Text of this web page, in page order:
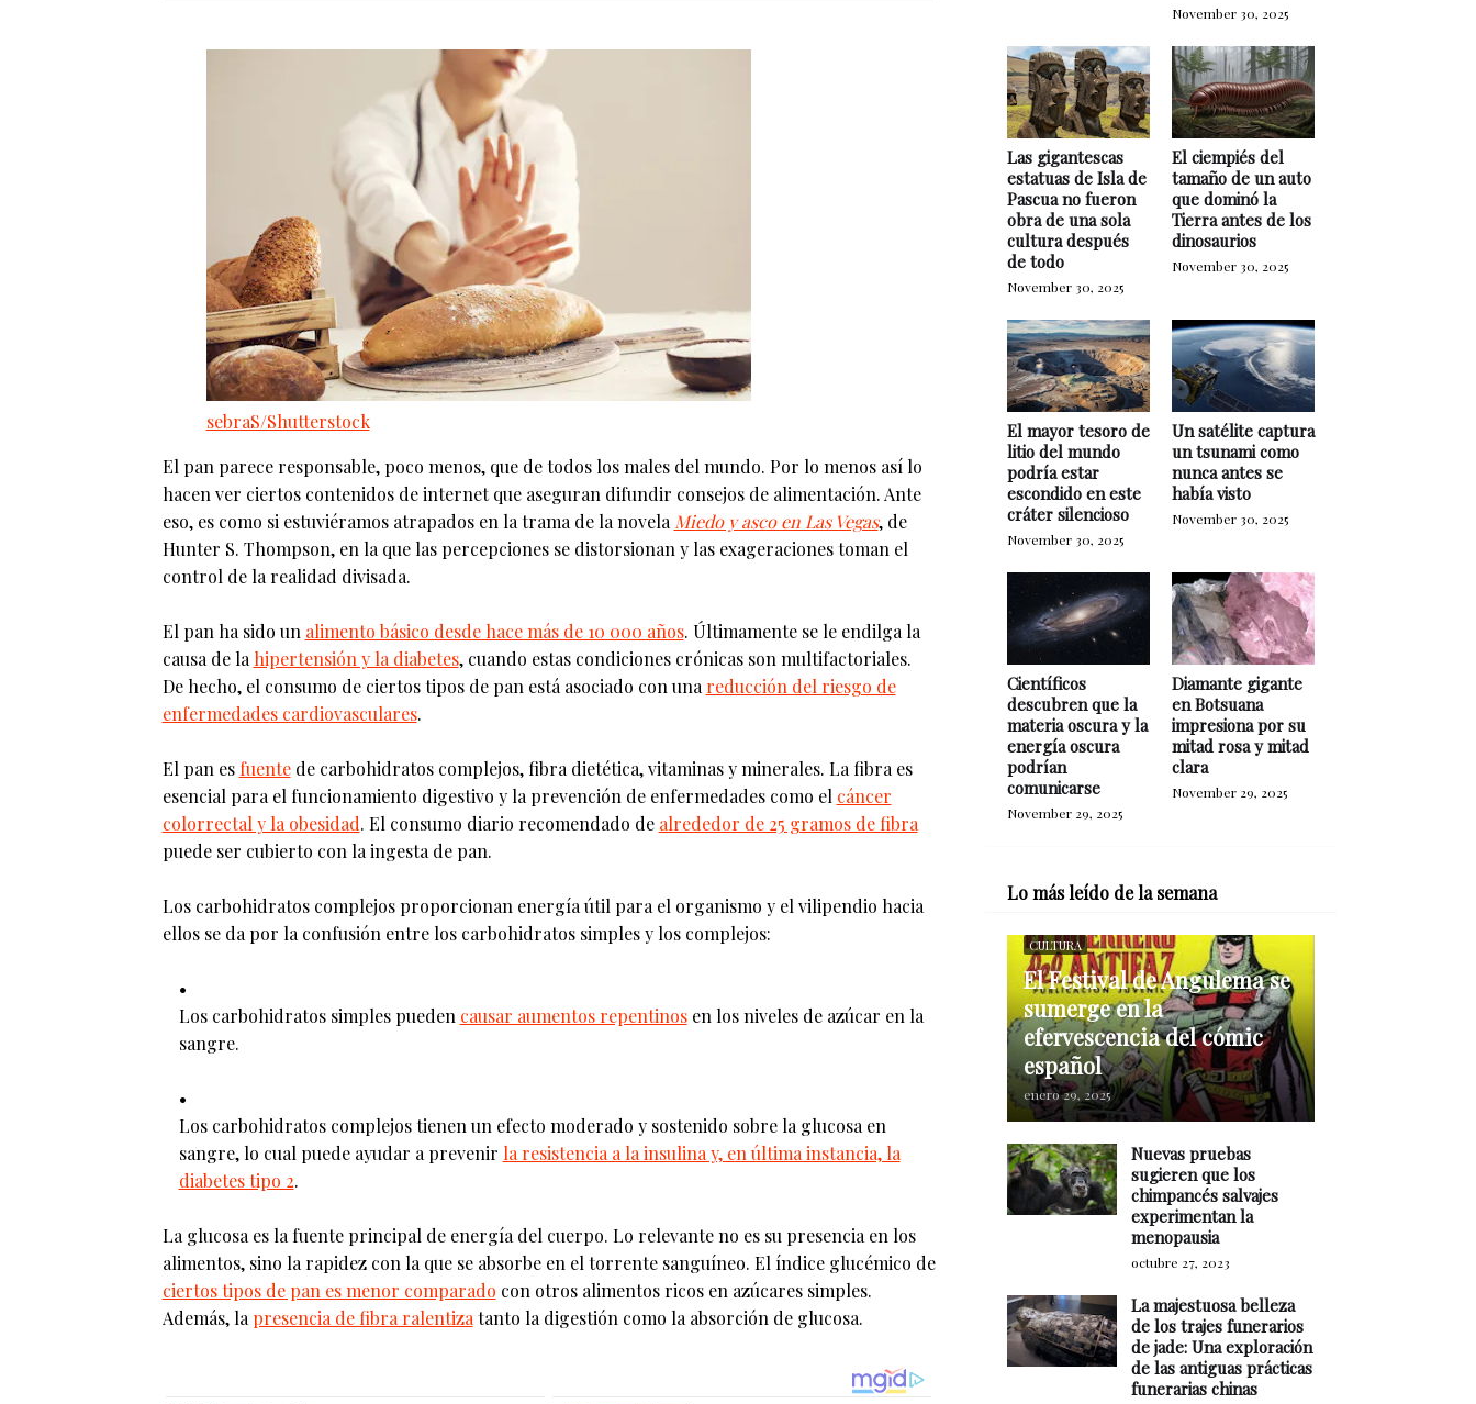
sebraS/Shutterstock
El pan parece responsable, poco menos, que de todos los males del mundo. Por lo menos así lo
hacen ver ciertos contenidos de internet que aseguran difundir consejos de alimentación. Ante
eso, es como si estuviéramos atrapados en la trama de la novela Miedo y asco en Las Vegas, de
Hunter S. Thompson, en la que las percepciones se distorsionan y las exageraciones toman el
control de la realidad divisada.
El pan ha sido un alimento básico desde hace más de 10 000 años. Últimamente se le endilga la
causa de la hipertensión y la diabetes, cuando estas condiciones crónicas son multifactoriales.
De hecho, el consumo de ciertos tipos de pan está asociado con una reducción del riesgo de
enfermedades cardiovasculares.
El pan es fuentede carbohidratos complejos, fibra dietética, vitaminas y minerales. La fibra es
esencial para el funcionamiento digestivo y la prevención de enfermedades como el cáncer
colorrectal y la obesidad. El consumo diario recomendado de alrededor de 25 gramos de fibra
puede ser cubierto con la ingesta de pan.
Los carbohidratos complejos proporcionan energía útil para el organismo y el vilipendio hacia
ellos se da por la confusión entre los carbohidratos simples y los complejos:
Los carbohidratos simples pueden causar aumentos repentinosen los niveles de azúcar en la
sangre.
Los carbohidratos complejos tienen un efecto moderado y sostenido sobre la glucosa en
sangre, lo cual puede ayudar a prevenir la resistencia a la insulina y, en última instancia, la
diabetes tipo 2.
La glucosa es la fuente principal de energía del cuerpo. Lo relevante no es su presencia en los
alimentos, sino la rapidez con la que se absorbe en el torrente sanguíneo. El índice glucémico de
ciertos tipos de pan es menor comparado con otros alimentos ricos en azúcares simples.
Además, la presencia de fibra ralentiza tanto la digestión como la absorción de glucosa.
November 30, 2025
Las gigantescas
estatuas de Isla de
Pascua no fueron
obra de una sola
cultura después
de todo
November 30, 2025
El ciempiés del
tamaño de un auto
que dominó la
Tierra antes de los
dinosaurios
November 30, 2025
El mayor tesoro de
litio del mundo
podría estar
escondido en este
cráter silencioso
November 30, 2025
Un satélite captura
un tsunami como
nunca antes se
había visto
November 30, 2025
Científicos
descubren que la
materia oscura y la
energía oscura
podrían
comunicarse
November 29, 2025
Diamante gigante
en Botsuana
impresiona por su
mitad rosa y mitad
clara
November 29, 2025
Lo más leído de la semana
CULTURA
El Festival de Angulema se
sumerge en la
efervescencia del cómic
español
enero 29, 2025
Nuevas pruebas
sugieren que los
chimpancés salvajes
experimentan la
menopausia
octubre 27, 2023
La majestuosa belleza
de los trajes funerarios
de jade: Una exploración
de las antiguas prácticas
funerarias chinas